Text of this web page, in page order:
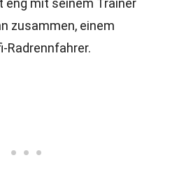
eng mit seinem Trainer
zusammen, einem
Radrennfahrer.